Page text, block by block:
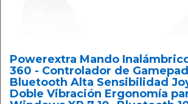
Powerextra Mando
360 - Controlador de
Bluetooth Alta Sensibilidad
Doble Vibración Ergonomía